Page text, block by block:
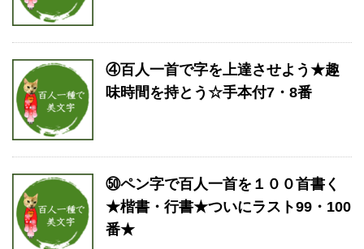
④百人一首で字を上達させよう★趣
味時間を持とう☆手本付7・8番
㊿ペン字で百人一首を１００首書く
★楷書・行書★ついにラスト99・100
番★